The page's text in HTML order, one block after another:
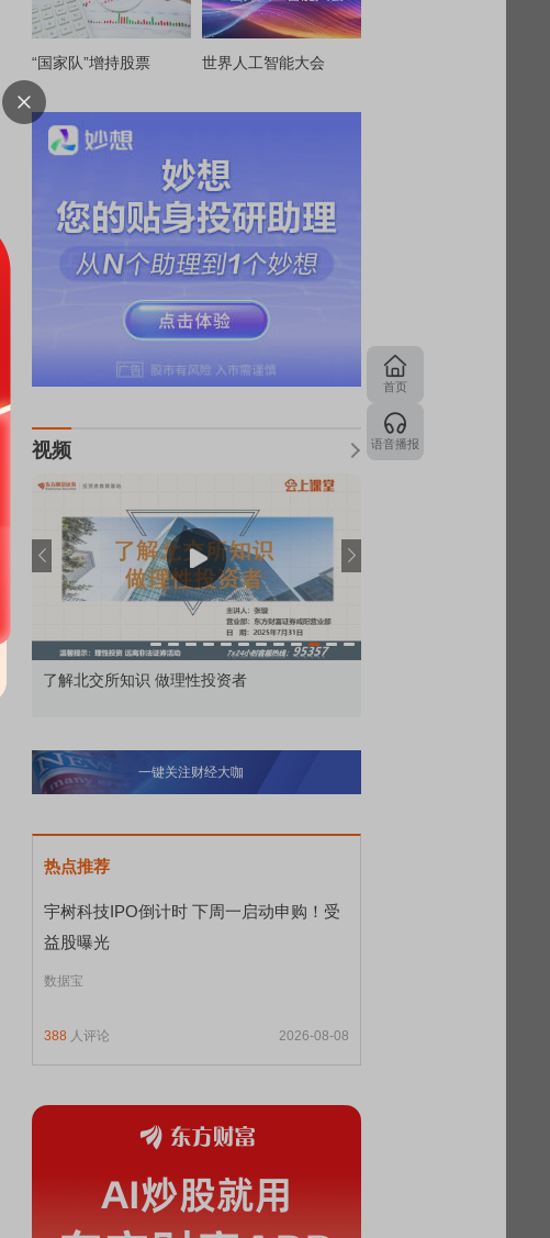
“国家队”增持股票 世界人工智能大会
视频
市价委托那么多种，究竟怎么用？
一键关注财经大咖
热点推荐
宇树科技IPO倒计时 下周一启动申购！受
益股曝光
数据宝
388 人评论 2026-08-08
首页
语音播报